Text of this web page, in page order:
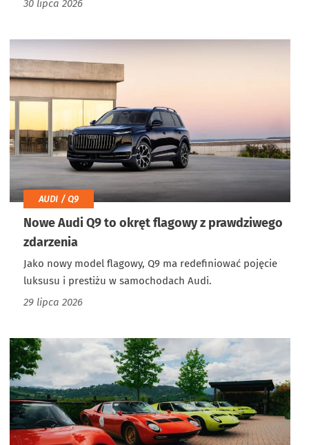
30 lipca 2026
AUDI / Q9
Nowe Audi Q9 to okręt flagowy z prawdziwego
zdarzenia
Jako nowy model flagowy, Q9 ma redefiniować pojęcie
luksusu i prestiżu w samochodach Audi.
29 lipca 2026